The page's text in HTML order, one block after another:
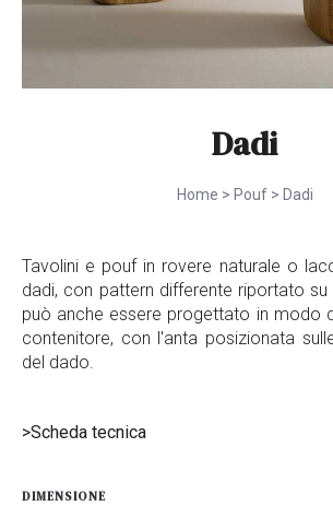
Dadi
Home > Pouf> Dadi
Tavolini e pouf in rovere naturale o
dadi, con pattern differente riportato
può anche essere progettato in modo
contenitore, con l'anta posizionata
del dado.
>Scheda tecnica
DIMENSIONE